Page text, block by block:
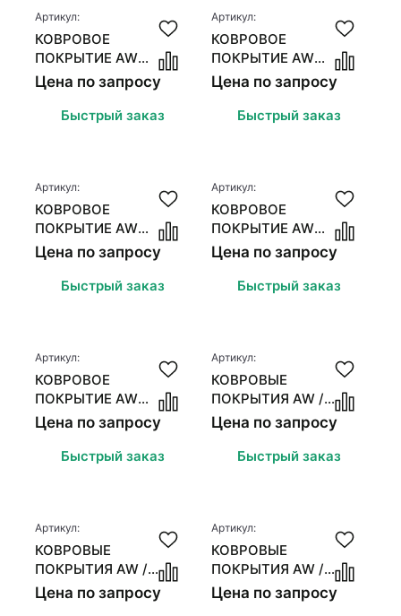
Артикул:
КОВРОВОЕ
ПОКРЫТИЕ AW
MASQUERADE MEZZA
Цена по запросу
Быстрый заказ
Артикул:
КОВРОВОЕ
ПОКРЫТИЕ AW
MASQUERADE
MESSALINA
Цена по запросу
Быстрый заказ
Артикул:
КОВРОВОЕ
ПОКРЫТИЕ AW
MASQUERADE LAMIA
Цена по запросу
Быстрый заказ
Артикул:
КОВРОВОЕ
ПОКРЫТИЕ AW
MASQUERADE
EUPHORIA
Цена по запросу
Быстрый заказ
Артикул:
КОВРОВОЕ
ПОКРЫТИЕ AW
MASQUERADE
CERTOSA
Цена по запросу
Быстрый заказ
Артикул:
КОВРОВЫЕ
ПОКРЫТИЯ AW /
ASSOCIATED
WEAVERS
MASQUERADE GALA
Цена по запросу
Быстрый заказ
Артикул:
КОВРОВЫЕ
ПОКРЫТИЯ AW /
ASSOCIATED
WEAVERS INVICTUS
Цена по запросу
Артикул:
КОВРОВЫЕ
ПОКРЫТИЯ AW /
ASSOCIATED
WEAVERS INVICTUS
Цена по запросу
Стеновые панели
Межкомнатные двери
Стеновые панели
Межкомнатные двери